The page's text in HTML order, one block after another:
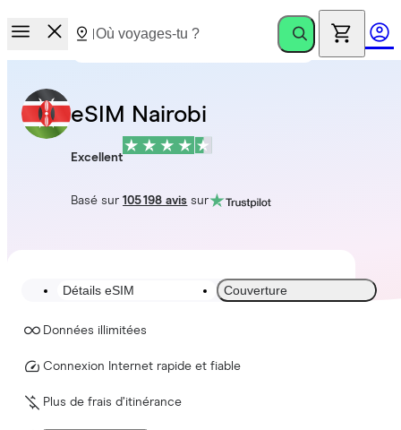
eSIM Nairobi
Excellent
Basé sur105 198 avis sur
Détails eSIM Couverture
Données illimitées
Connexion Internet rapide et fiable
Plus de frais d’itinérance